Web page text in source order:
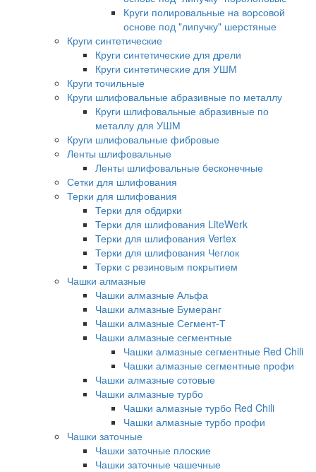
Круги полировальные на ворсовой
основе под "липучку" шерстяные
Круги синтетические
Круги синтетические для дрели
Круги синтетические для УШМ
Круги точильные
Круги шлифовальные абразивные по металлу
Круги шлифовальные абразивные по
металлу для УШМ
Круги шлифовальные фибровые
Ленты шлифовальные
Ленты шлифовальные бесконечные
Сетки для шлифования
Терки для шлифования
Терки для обдирки
Терки для шлифования LiteWerk
Терки для шлифования Vertex
Терки для шлифования Чеглок
Терки с резиновым покрытием
Чашки алмазные
Чашки алмазные Альфа
Чашки алмазные Бумеранг
Чашки алмазные Сегмент-Т
Чашки алмазные сегментные
Чашки алмазные сегментные Red Chili
Чашки алмазные сегментные профи
Чашки алмазные сотовые
Чашки алмазные турбо
Чашки алмазные турбо Red Chili
Чашки алмазные турбо профи
Чашки заточные
Чашки заточные плоские
Чашки заточные чашечные